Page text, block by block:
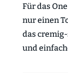
Für das
nur einen
das
und